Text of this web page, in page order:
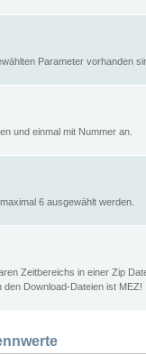
Parameter vorhanden
und einmal mit Nummer an.
6 ausgewählt werden.
Zeitbereichs in einer Zip
Download-Dateien ist MEZ!